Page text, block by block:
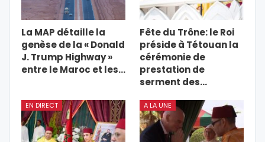
La MAP détaille la
genèse de la « Donald
J. Trump Highway »
entre le Maroc et les…
Fête du Trône: le Roi
préside à Tétouan la
cérémonie de
prestation de
serment des…
EN DIRECT A LA UNE